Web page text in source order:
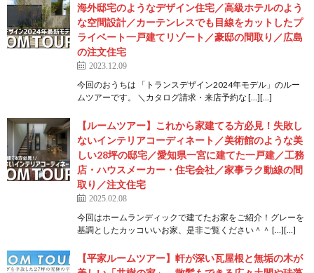
海外邸宅のようなデザイン住宅／高級ホテルのよう
な空間設計／カーテンレスでも目線をカットしたプ
ライベート一戸建てリゾート／豪邸の間取り／広島
の注文住宅
2023.12.09
今回のおうちは 「トランスデザイン2024年モデル」のルー
ムツアーです。 ＼カタログ請求・来店予約な […][…]
【ルームツアー】これから家建てる方必見！失敗し
ないインテリアコーディネート／美術館のような美
しい28坪の邸宅／愛知県一宮に建てた一戸建／工務
店・ハウスメーカー・住宅会社／家事ラク動線の間
取り／注文住宅
2025.02.08
今回はホームランディックで建てたお家をご紹介！グレーを
基調としたカッコいいお家、是非ご覧ください＾＾ […][…]
【平家ルームツアー】軒が深い瓦屋根と無垢の木が